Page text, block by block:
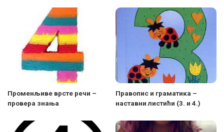
Променљиве врсте речи –
провера знања
Правопис и граматика –
наставни листићи (3. и 4.)